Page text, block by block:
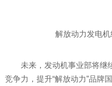
解放动力发电
未来，发动机事业部将继
竞争力，提升“解放动力”品牌